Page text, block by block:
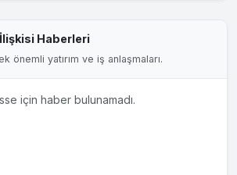
İlişkisi Haberleri
önemli yatırım ve iş anlaşmaları.
için haber bulunamadı.